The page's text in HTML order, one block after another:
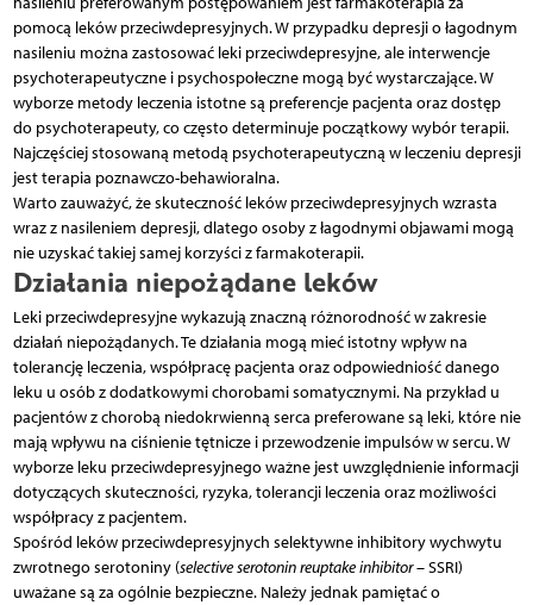
pomocą leków przeciwdepresyjnych. W przypadku depresji o łagodnym
nasileniu można zastosować leki przeciwdepresyjne, ale interwencje
psychoterapeutyczne i psychospołeczne mogą być wystarczające. W
wyborze metody leczenia istotne są preferencje pacjenta oraz dostęp
do psychoterapeuty, co często determinuje początkowy wybór terapii.
Najczęściej stosowaną metodą psychoterapeutyczną w leczeniu depresji
jest terapia poznawczo-behawioralna.
Warto zauważyć, że skuteczność leków przeciwdepresyjnych wzrasta
wraz z nasileniem depresji, dlatego osoby z łagodnymi objawami mogą
nie uzyskać takiej samej korzyści z farmakoterapii.
Działania niepożądane leków
Leki przeciwdepresyjne wykazują znaczną różnorodność w zakresie
działań niepożądanych. Te działania mogą mieć istotny wpływ na
tolerancję leczenia, współpracę pacjenta oraz odpowiedniość danego
leku u osób z dodatkowymi chorobami somatycznymi. Na przykład u
pacjentów z chorobą niedokrwienną serca preferowane są leki, które nie
mają wpływu na ciśnienie tętnicze i przewodzenie impulsów w sercu. W
wyborze leku przeciwdepresyjnego ważne jest uwzględnienie informacji
dotyczących skuteczności, ryzyka, tolerancji leczenia oraz możliwości
współpracy z pacjentem.
Spośród leków przeciwdepresyjnych selektywne inhibitory wychwytu
zwrotnego serotoniny (selective serotonin reuptake inhibitor– SSRI)
uważane są za ogólnie bezpieczne. Należy jednak pamiętać o